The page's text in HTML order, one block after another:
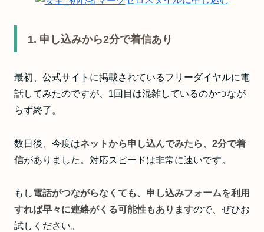
1. 申し込みから2分で着信あり
最初、公式サイトに掲載されているフリーダイヤルに電
話してみたのですが、1回目は混雑しているのかつなが
らず終了。
数日後、今度はネットから申し込んでみたら、2分で着
信がありました。対応スピードは非常に速いです。
もし電話がつながらなくても、申し込みフォームを利用
すれば早々に連絡がくる可能性もありますので、ぜひお
試しください。